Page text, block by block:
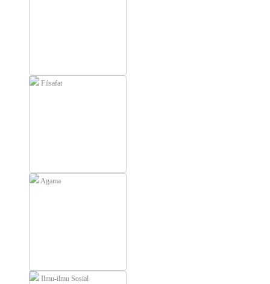
Filsafat
Agama
Ilmu-ilmu Sosial